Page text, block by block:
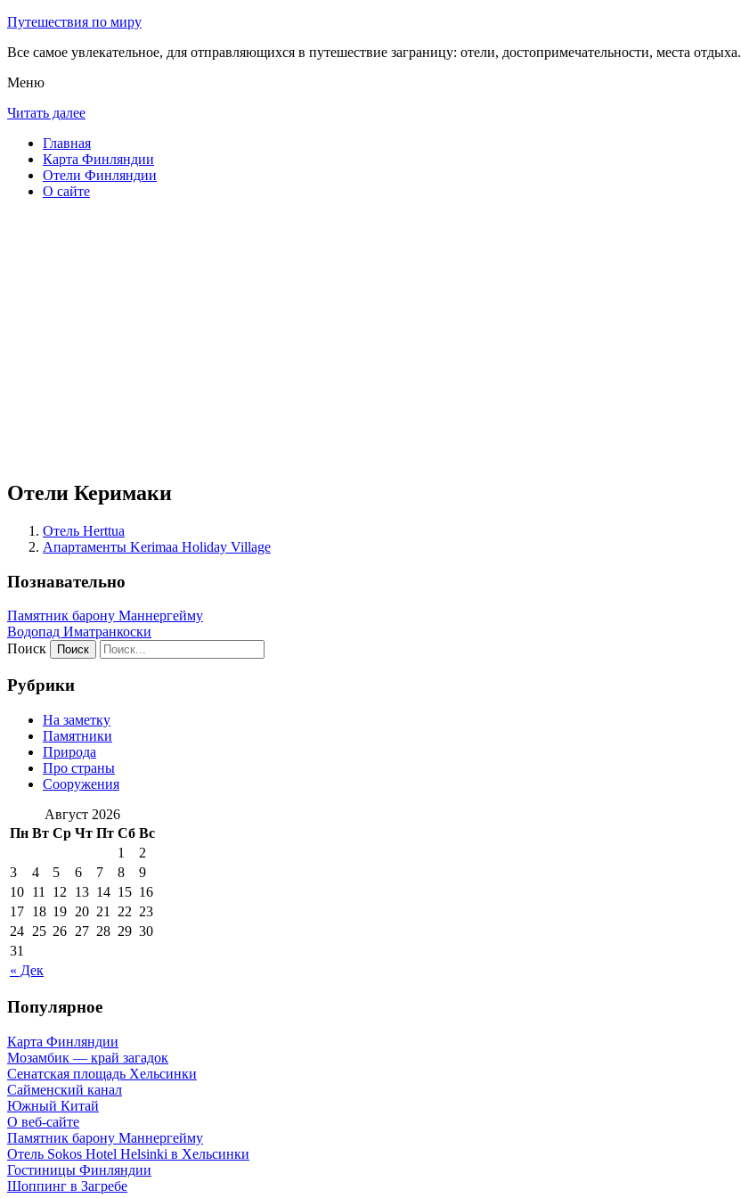
Путешествия по миру
Все самое увлекательное, для отправляющихся в путешествие заграницу: отели, достопримечательности, места отдыха.
Меню
Читать далее
Главная
Карта Финляндии
Отели Финляндии
О сайте
Отели Керимаки
Отель Herttua
Апартаменты Kerimaa Holiday Village
Познавательно
Памятник барону Маннергейму
Водопад Иматранкоски
Поиск
Рубрики
На заметку
Памятники
Природа
Про страны
Сооружения
Август 2026
Пн Вт Ср Чт Пт Сб Вс
« Дек
1
2
3
4 5 6 7 8
9
10 11 12 13 14 15 16
17 18 19 20 21 22 23
24 25 26 27 28 29 30
31
Популярное
Карта Финляндии
Мозамбик — край загадок
Сенатская площадь Хельсинки
Сайменский канал
Южный Китай
О веб-сайте
Памятник барону Маннергейму
Отель Sokos Hotel Helsinki в Хельсинки
Гостиницы Финляндии
Шоппинг в Загребе